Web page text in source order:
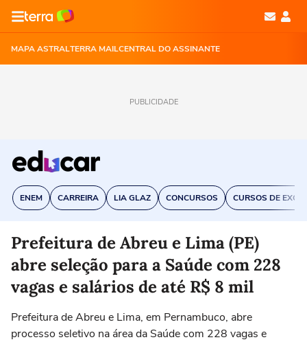
MAPA ASTRALTERRA MAILCENTRAL DO ASSINANTE
PUBLICIDADE
ENEM CARREIRA LIA GLAZ CONCURSOS CURSOS DE EXCEL
Prefeitura de Abreu e Lima (PE)
abre seleção para a Saúde com 228
vagas e salários de até R$ 8 mil
Prefeitura de Abreu e Lima, em Pernambuco, abre
processo seletivo na área da Saúde com 228 vagas e